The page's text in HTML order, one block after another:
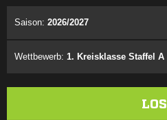
Saison: 2026/2027
Wettbewerb: 1. Kreisklasse Staffel A
LOS